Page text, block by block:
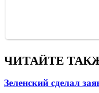
ЧИТАЙТЕ
Зеленский сделал